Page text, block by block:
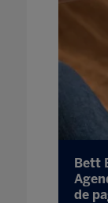
Bett
de